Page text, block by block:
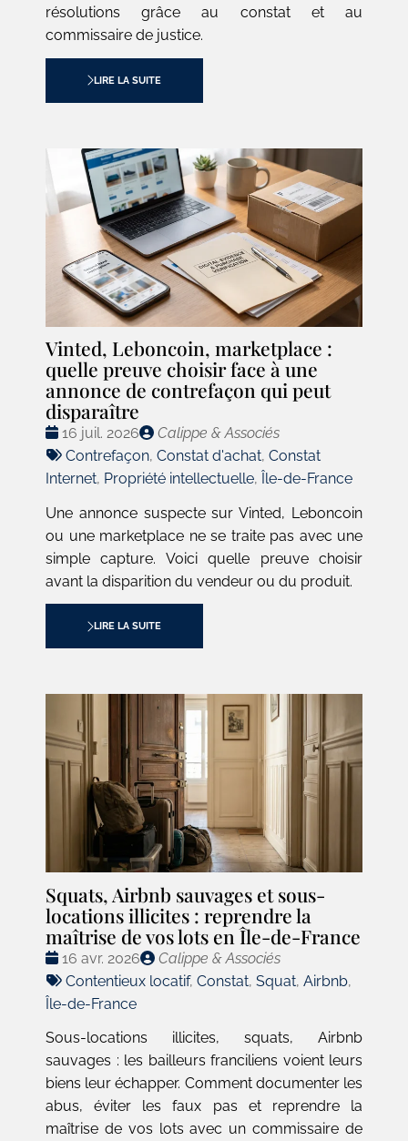
résolutions grâce au constat et au
commissaire de justice.
LIRE LA SUITE
Vinted, Leboncoin, marketplace :
quelle preuve choisir face à une
annonce de contrefaçon qui peut
disparaître
Date
:
16 juil. 2026
Publié
par
Calippe & Associés
Tags
:
Contrefaçon, Constat d'achat, Constat
Internet, Propriété intellectuelle, Île-de-France
Une annonce suspecte sur Vinted, Leboncoin
ou une marketplace ne se traite pas avec une
simple capture. Voici quelle preuve choisir
avant la disparition du vendeur ou du produit.
LIRE LA SUITE
Squats, Airbnb sauvages et sous-
locations illicites : reprendre la
maîtrise de vos lots en Île-de-France
Date
:
16 avr. 2026
Publié
par
Calippe & Associés
Tags
:
Contentieux locatif, Constat, Squat, Airbnb,
Île-de-France
Sous-locations illicites, squats, Airbnb
sauvages : les bailleurs franciliens voient leurs
biens leur échapper. Comment documenter les
abus, éviter les faux pas et reprendre la
maîtrise de vos lots avec un commissaire de